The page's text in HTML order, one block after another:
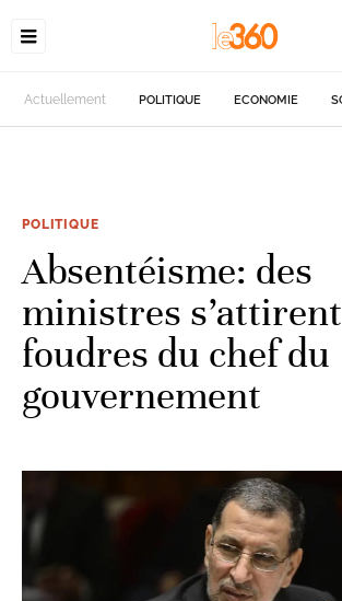
Actuellement POLITIQUE ECONOMIE
POLITIQUE
Absentéisme: des
ministres
foudres du chef du
gouvernement